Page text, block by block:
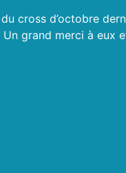
cross d’octobre
grand merci à eux